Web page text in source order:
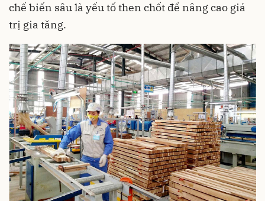
chế biến sâu là yếu tố then chốt để nâng cao giá
trị gia tăng.